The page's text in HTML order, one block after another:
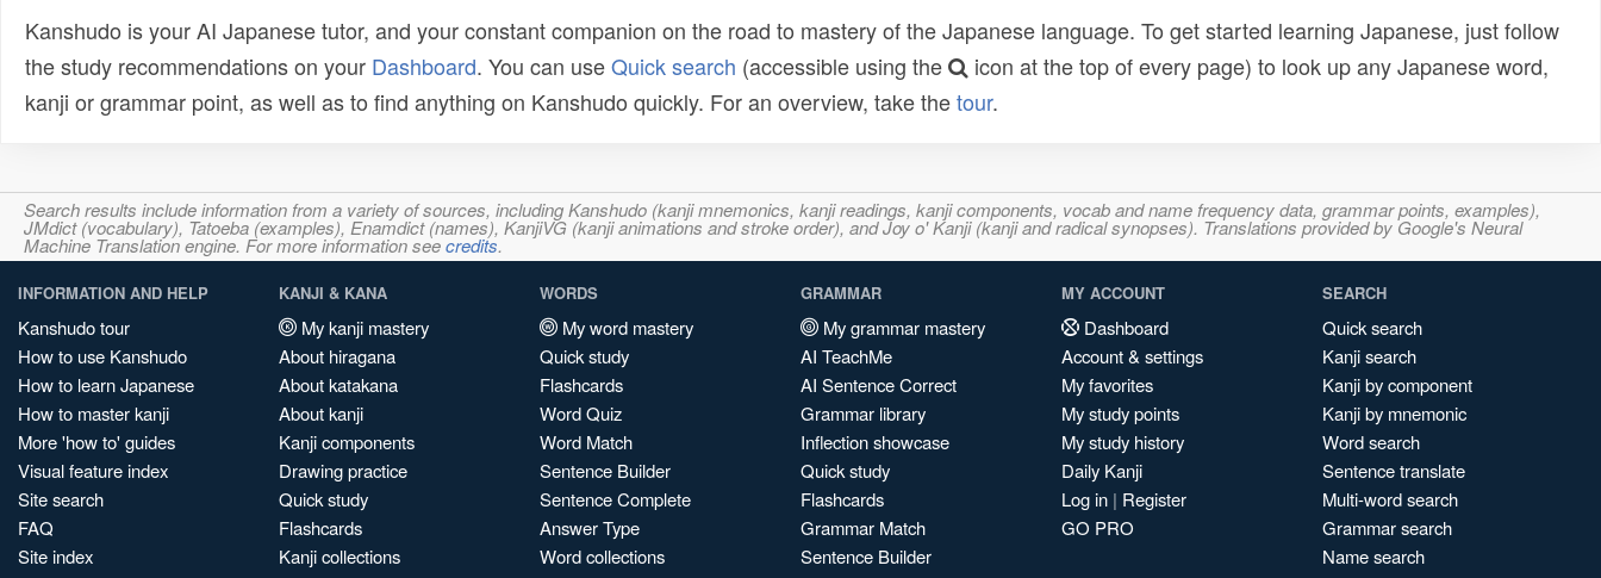
Kanshudo is your AI Japanese tutor, and your constant companion on the road to mastery of the Japanese language. To get started learning Japanese, just follow
the study recommendations on your Dashboard. You can useQuick search (accessible using the
icon at the top of every page) to look up any Japanese word,
kanji or grammar point, as well as to find anything on Kanshudo quickly. For an overview, take thetour.
Search results include information from a variety of sources, including Kanshudo (kanji mnemonics, kanji readings, kanji components, vocab and name frequency data, grammar points, examples),
JMdict (vocabulary), Tatoeba (examples), Enamdict (names), KanjiVG (kanji animations and stroke order), and Joy o' Kanji (kanji and radical synopses). Translations provided by Google's Neural
Machine Translation engine. For more information seecredits.
INFORMATION AND HELP
Kanshudo tour
How to use Kanshudo
How to learn Japanese
How to master kanji
More 'how to' guides
Visual feature index
Site search
FAQ
Site index
KANJI & KANA
My kanji mastery
About hiragana
About katakana
About kanji
Kanji components
Drawing practice
Quick study
Flashcards
Kanji collections
WORDS
My word mastery
Quick study
Flashcards
Word Quiz
Word Match
Sentence Builder
Sentence Complete
Answer Type
Word collections
GRAMMAR
My grammar mastery
AI TeachMe
AI Sentence Correct
Grammar library
Inflection showcase
Quick study
Flashcards
Grammar Match
Sentence Builder
MY ACCOUNT
Dashboard
Account & settings
My favorites
My study points
My study history
Daily Kanji
Log in | Register
GO PRO
SEARCH
Quick search
Kanji search
Kanji by component
Kanji by mnemonic
Word search
Sentence translate
Multi-word search
Grammar search
Name search